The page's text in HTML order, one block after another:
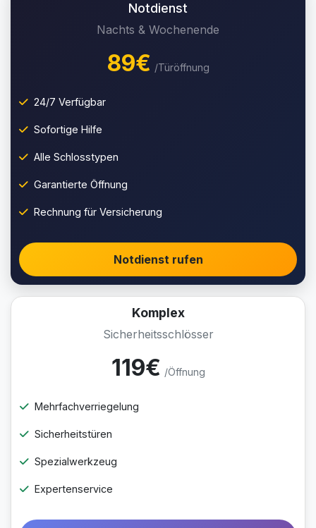
Notdienst
Nachts & Wochenende
89€ /Türöffnung
24/7 Verfügbar
Sofortige Hilfe
Alle Schlosstypen
Garantierte Öffnung
Rechnung für Versicherung
Notdienst rufen
Komplex
Sicherheitsschlösser
119€ /Öffnung
Mehrfachverriegelung
Sicherheitstüren
Spezialwerkzeug
Expertenservice